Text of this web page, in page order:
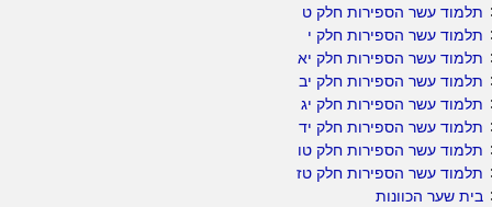
תלמוד עשר הספירות חלק ט
תלמוד עשר הספירות חלק י
תלמוד עשר הספירות חלק יא
תלמוד עשר הספירות חלק יב
תלמוד עשר הספירות חלק יג
תלמוד עשר הספירות חלק יד
תלמוד עשר הספירות חלק טו
תלמוד עשר הספירות חלק טז
בית שער הכוונות